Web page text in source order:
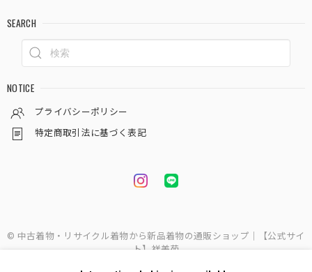
SEARCH
NOTICE
プライバシーポリシー
特定商取引法に基づく表記
© 中古着物・リサイクル着物から新品着物の通販ショップ｜【公式サイ
ト】祥美苑